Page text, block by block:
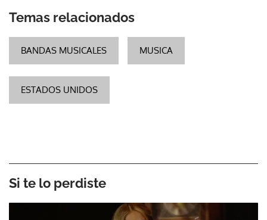
Temas relacionados
BANDAS MUSICALES MUSICA
ESTADOS UNIDOS
Si te lo perdiste